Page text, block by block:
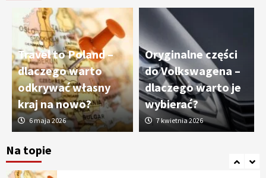
Travel to Poland –
dlaczego warto
odkrywać własny
kraj na nowo?
6 maja 2026
Oryginalne części
do Volkswagena –
dlaczego warto je
wybierać?
7 kwietnia 2026
Na topie
3
nowoczesne technologie precyzyjnej
obróbki materiałów
4
Czy sztuczna inteligencja wyprze pracę
geodety w przyszłości?
5
Tworzenie aplikacji internetowych – jak